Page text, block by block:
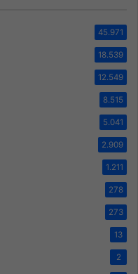
45.971
18.539
12.549
8.515
5.041
2.909
1.211
278
273
13
2